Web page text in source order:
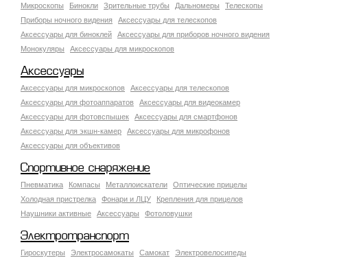
Микроскопы Бинокли Зрительные трубы Дальномеры
Телескопы
Приборы ночного видения
Аксессуары для телескопов
Аксессуары для биноклей
Аксессуары для приборов ночного видения
Монокуляры
Аксессуары для микроскопов
Аксессуары
Аксессуары для микроскопов
Аксессуары для телескопов
Аксессуары для фотоаппаратов
Аксессуары для видеокамер
Аксессуары для фотовспышек
Аксессуары для смартфонов
Аксессуары для экшн-камер
Аксессуары для микрофонов
Аксессуары для объективов
Спортивное снаряжение
Пневматика Компасы Металлоискатели
Оптические прицелы
Холодная пристрелка
Фонари и ЛЦУ
Крепления для прицелов
Наушники активные
Аксессуары Фотоловушки
Электротранспорт
Гироскутеры Электросамокаты Самокат
Электровелосипеды